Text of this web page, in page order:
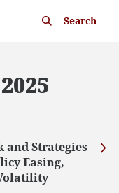
Search
Strategies
Easing,